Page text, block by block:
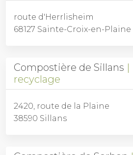
route d'Herrlisheim
68127 Sainte-Croix-en-Plaine
Compostière de Sillans
recyclage
2420, route de la Plaine
38590 Sillans